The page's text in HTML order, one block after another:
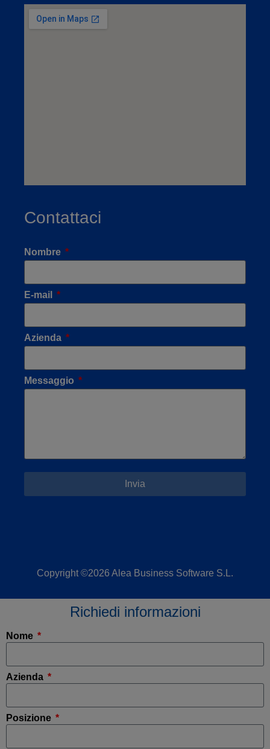
Contattaci
Nombre
E-mail
Azienda
Messaggio
Invia
Copyright ©2026 Alea Business Software S.L.
Richiedi informazioni
Nome
Azienda
Posizione